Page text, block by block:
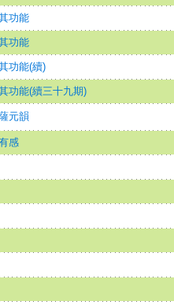
功能
功能
功能(續)
功能(續三十九期)
元韻
感